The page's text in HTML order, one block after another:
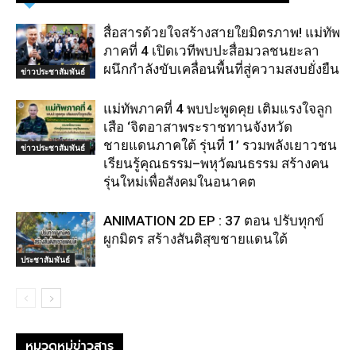
ข่าวประชาสัมพันธ์
สื่อสารด้วยใจสร้างสายใยมิตรภาพ! แม่ทัพ
ภาคที่ 4 เปิดเวทีพบปะสื่อมวลชนยะลา
ผนึกกำลังขับเคลื่อนพื้นที่สู่ความสงบยั่งยืน
ข่าวประชาสัมพันธ์
แม่ทัพภาคที่ 4 พบปะพูดคุย เติมแรงใจลูก
เสือ ‘จิตอาสาพระราชทานจังหวัด
ชายแดนภาคใต้ รุ่นที่ 1’ รวมพลังเยาวชน
เรียนรู้คุณธรรม–พหุวัฒนธรรม สร้างคน
รุ่นใหม่เพื่อสังคมในอนาคต
ประชาสัมพันธ์
ANIMATION 2D EP : 37 ตอน ปรับทุกข์
ผูกมิตร สร้างสันติสุขชายแดนใต้
หมวดหมู่ข่าวสาร